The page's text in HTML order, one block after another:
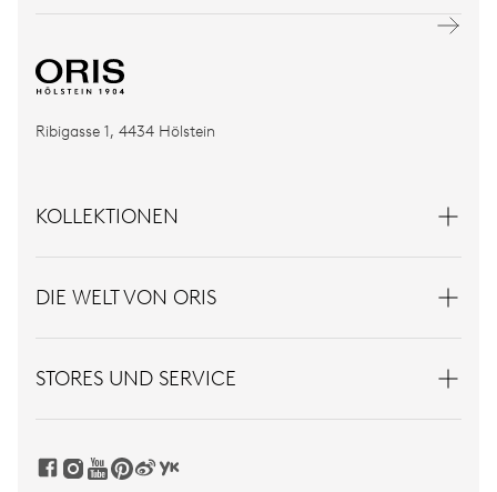
Ribigasse 1, 4434 Hölstein
KOLLEKTIONEN
DIE WELT VON ORIS
STORES UND SERVICE